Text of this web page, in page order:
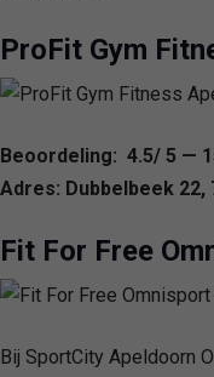
ProFit Gym
Beoordeling: 4.5/ 5 —
Adres: Dubbelbeek
Fit For Free
Bij SportCity Apeldoorn